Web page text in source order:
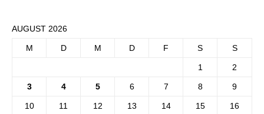
AUGUST 2026
M D M D F S S
1 2
3 4 5 6 7 8 9
10 11 12 13 14 15 16